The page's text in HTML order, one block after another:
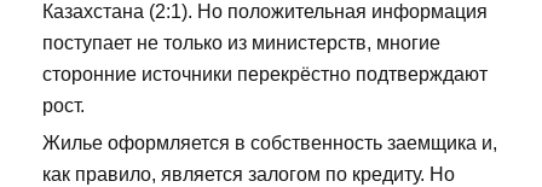
Казахстана (2:1). Но положительная информация
поступает не только из министерств, многие
сторонние источники перекрёстно подтверждают
рост.
Жилье оформляется в собственность заемщика и,
как правило, является залогом по кредиту. Но